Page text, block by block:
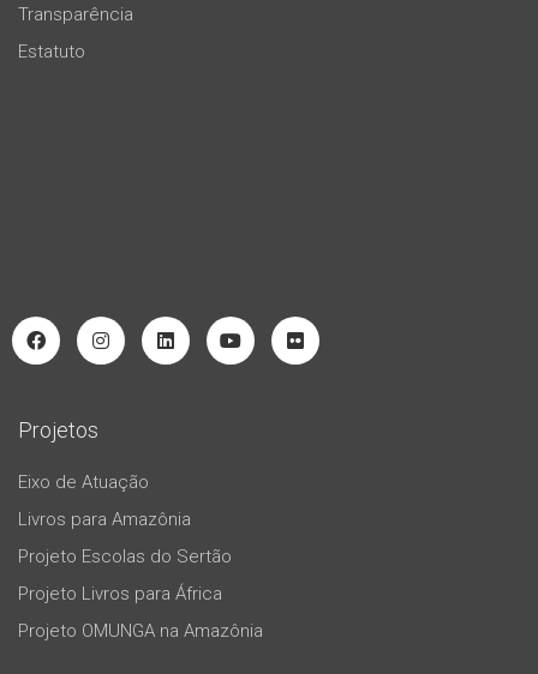
Transparência
Estatuto
Projetos
Eixo de Atuação
Livros para Amazônia
Projeto Escolas do Sertão
Projeto Livros para África
Projeto OMUNGA na Amazônia